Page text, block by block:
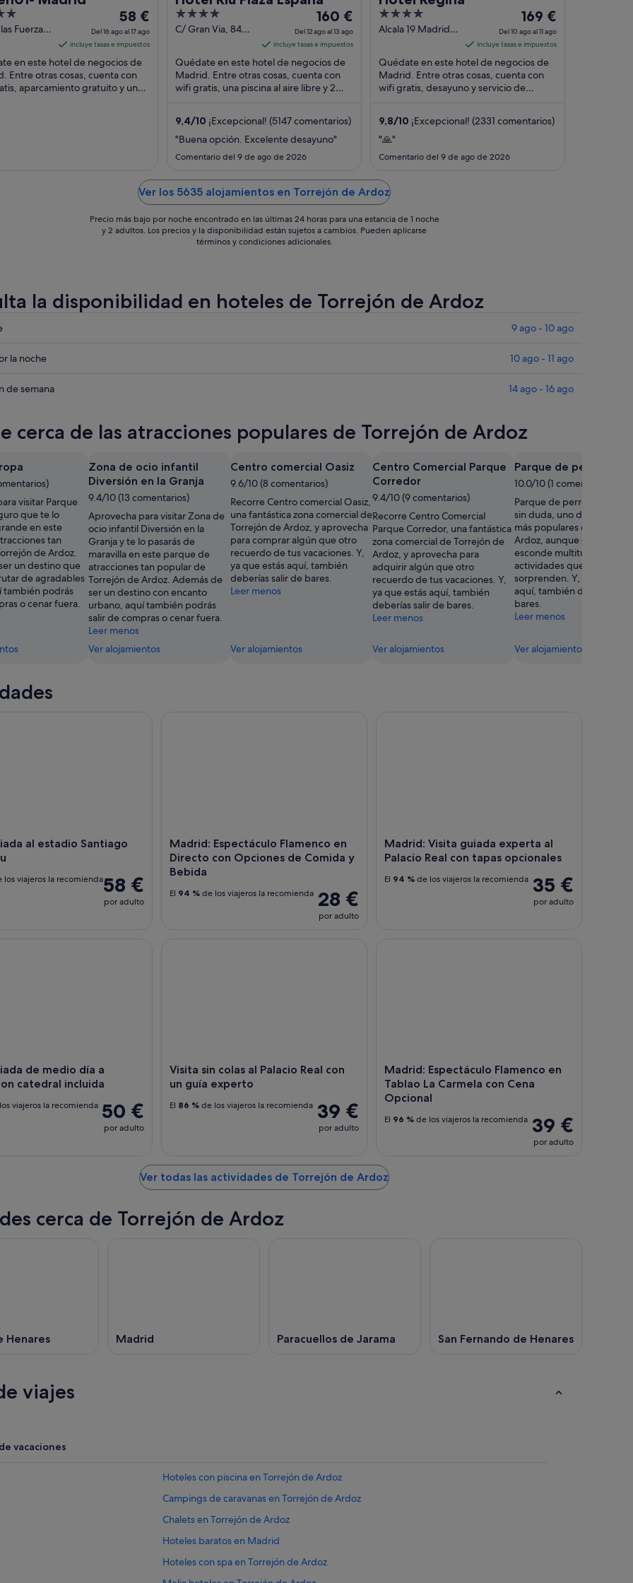
Fuerzas
El
precio
es
de
58 €
por
ago
58 €
Del 16 ago al 17 ago
incluye tasas e impuestos
en este hotel de negocios de
Entre otras cosas, cuenta con
aparcamiento gratuito y una
4
out
5
C/ Gran Via, 84
El
precio
es
de
160 €
por
del
13
ago
160 €
Del 12 ago al 13 ago
incluye tasas e impuestos
Quédate en este hotel de negocios de
Madrid. Entre otras cosas, cuenta con
wifi gratis, una piscina al aire libre y 2
9,4/10 ¡Excepcional! (5147 comentarios)
"Buena opción. Excelente desayuno"
Comentario del 9 de ago de 2026
4
out
5
Alcala 19 Madrid
El
precio
es
de
169 €
por
del
169 €
Del 10 ago al 11 ago
incluye tasas e impuestos
Quédate en este hotel de negocios de
Madrid. Entre otras cosas, cuenta con
wifi gratis, desayuno y servicio de
9,8/10 ¡Excepcional! (2331 comentarios)
"🙏"
Comentario del 9 de ago de 2026
Ver los 5635 alojamientos en Torrejón de Ardoz
Precio más bajo por noche encontrado en las últimas 24 horas para una estancia de 1 noche
y 2 adultos. Los precios y la disponibilidad están sujetos a cambios. Pueden aplicarse
términos y condiciones adicionales.
la disponibilidad en hoteles de Torrejón de Ardoz
9 ago - 10 ago
la noche 10 ago - 11 ago
de semana 14 ago - 16 ago
cerca de las atracciones populares de Torrejón de Ardoz
visitar Parque
que te lo
en este
tan
de Ardoz.
un destino que
de agradables
también podrás
o cenar fuera.
Zona de ocio infantil
Diversión en la Granja
9.4/10 (13 comentarios)
Aprovecha para visitar Zona de
ocio infantil Diversión en la
Granja y te lo pasarás de
maravilla en este parque de
atracciones tan popular de
Torrejón de Ardoz. Además de
ser un destino con encanto
urbano, aquí también podrás
salir de compras o cenar fuera.
Leer menos
Ver alojamientos
Centro comercial Oasiz
9.6/10 (8 comentarios)
Recorre Centro comercial Oasiz,
una fantástica zona comercial de
Torrejón de Ardoz, y aprovecha
para comprar algún que otro
recuerdo de tus vacaciones. Y,
ya que estás aquí, también
deberías salir de bares.
Leer menos
Ver alojamientos
Centro Comercial Parque
Corredor
9.4/10 (9 comentarios)
Recorre Centro Comercial
Parque Corredor, una fantástica
zona comercial de Torrejón de
Ardoz, y aprovecha para
adquirir algún que otro
recuerdo de tus vacaciones. Y,
ya que estás aquí, también
deberías salir de bares.
Leer menos
Ver alojamientos
Parque de perros
10.0/10 (1 comentario)
Parque de perros grandes
sin duda, uno de los
más populares de
Ardoz, aunque este
esconde multitud de
actividades que seguro
sorprenden. Y, ya que
aquí, también deberías
bares.
Leer menos
Ver alojamientos
al estadio Santiago
58 €
por adulto
los viajeros la recomienda
Madrid: Espectáculo Flamenco en
Directo con Opciones de Comida y
Bebida
28 €
por adulto
El 94 % de los viajeros la recomienda
Madrid: Visita guiada experta al
Palacio Real con tapas opcionales
35 €
por adulto
El 94 % de los viajeros la recomienda
de medio día a
catedral incluida
50 €
por adulto
viajeros la recomienda
Visita sin colas al Palacio Real con
un guía experto
39 €
por adulto
El 86 % de los viajeros la recomienda
Madrid: Espectáculo Flamenco en
Tablao La Carmela con Cena
Opcional
39 €
por adulto
El 96 % de los viajeros la recomienda
Ver todas las actividades de Torrejón de Ardoz
cerca de Torrejón de Ardoz
Henares Madrid Paracuellos de Jarama San Fernando de Henares
viajes
vacaciones
Hoteles con piscina en Torrejón de Ardoz
Campings de caravanas en Torrejón de Ardoz
Chalets en Torrejón de Ardoz
Hoteles baratos en Madrid
Hoteles con spa en Torrejón de Ardoz